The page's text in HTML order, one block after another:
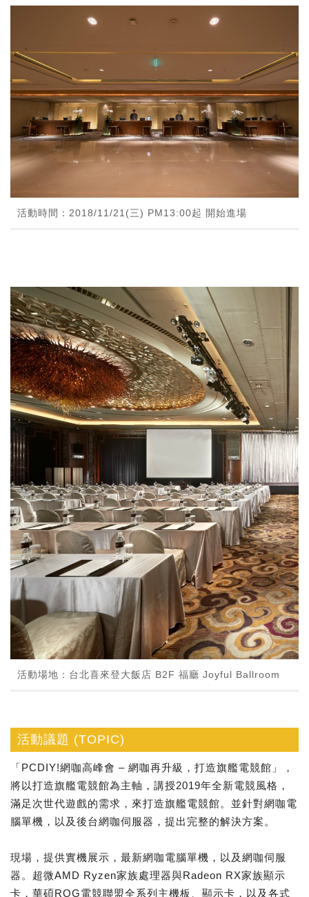
活動時間：2018/11/21(三) PM13:00起 開始進場
活動場地：台北喜來登大飯店 B2F 福廳 Joyful Ballroom
活動議題 (TOPIC)
「PCDIY!網咖高峰會 – 網咖再升級，打造旗艦電競館」，
將以打造旗艦電競館為主軸，講授2019年全新電競風格，
滿足次世代遊戲的需求，來打造旗艦電競館。並針對網咖電
腦單機，以及後台網咖伺服器，提出完整的解決方案。
現場，提供實機展示，最新網咖電腦單機，以及網咖伺服
器。超微AMD Ryzen家族處理器與Radeon RX家族顯示
卡，華碩ROG電競聯盟全系列主機板、顯示卡，以及各式